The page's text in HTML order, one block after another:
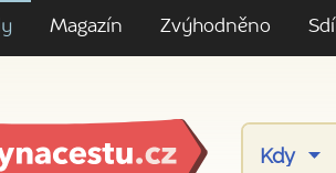
Magazín Zvýhodněno